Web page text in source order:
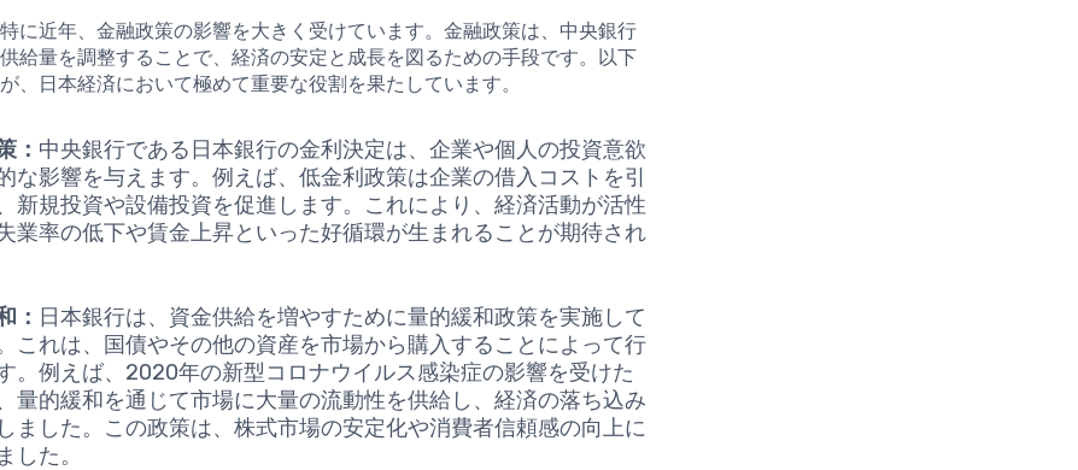
に近年、金融政策の影響を大きく受けています。金融政策は、中央銀行
給量を調整することで、経済の安定と成長を図るための手段です。以下
、日本経済において極めて重要な役割を果たしています。
： 中央銀行である日本銀行の金利決定は、企業や個人の投資意欲
な影響を与えます。例えば、低金利政策は企業の借入コストを引
新規投資や設備投資を促進します。これにより、経済活動が活性
業率の低下や賃金上昇といった好循環が生まれることが期待され
： 日本銀行は、資金供給を増やすために量的緩和政策を実施して
これは、国債やその他の資産を市場から購入することによって行
。例えば、2020年の新型コロナウイルス感染症の影響を受けた
量的緩和を通じて市場に大量の流動性を供給し、経済の落ち込み
ました。この政策は、株式市場の安定化や消費者信頼感の向上に
した。